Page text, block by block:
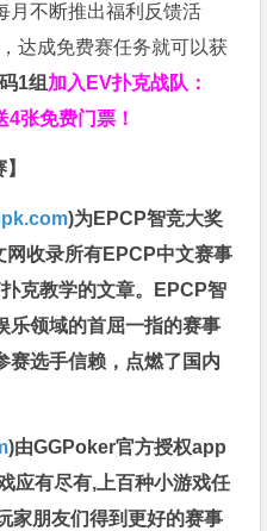
月不断推出福利反馈活
达成免费赛任务就可以获
1组 加入EV扑克战队：
4张免费门票！
)为EPCP智竞大奖
收录所有EPCP中文赛事
克教学的文章。EPCP智
乐领域的首屈一指的赛事
赛选手信赖，点燃了国内
)由GGPoker官方授权app
应有尽有,上百种小游戏任
家朋友们得到更好的赛事